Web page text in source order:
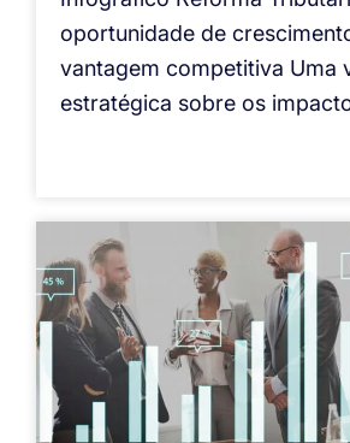
oportunidade de
vantagem competitiva Uma
estratégica sobre os